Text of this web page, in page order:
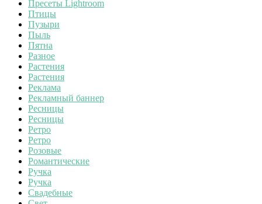
Пресеты Lightroom
Птицы
Пузыри
Пыль
Пятна
Разное
Растения
Растения
Реклама
Рекламный баннер
Ресницы
Ресницы
Ретро
Ретро
Розовые
Романтические
Ручка
Ручка
Свадебные